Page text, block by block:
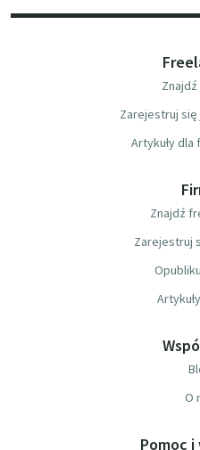
Zarejestruj
Artykuły
Znajdź
Zarejestruj
O
Pomoc i